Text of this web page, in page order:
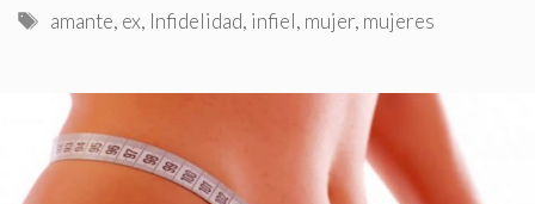
Etiquetas
amante, ex, Infidelidad, infiel, mujer, mujeres